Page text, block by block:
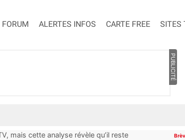
FORUM ALERTES INFOS CARTE FREE SITES
PUBLICITÉ
mais cette analyse révèle qu’il reste